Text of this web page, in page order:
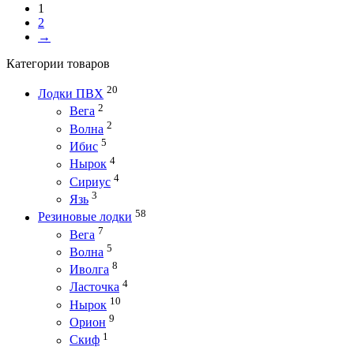
1
2
→
Категории товаров
Лодки ПВХ 20
Вега 2
Волна 2
Ибис 5
Нырок 4
Сириус 4
Язь 3
Резиновые лодки 58
Вега 7
Волна 5
Иволга 8
Ласточка 4
Нырок 10
Орион 9
Скиф 1